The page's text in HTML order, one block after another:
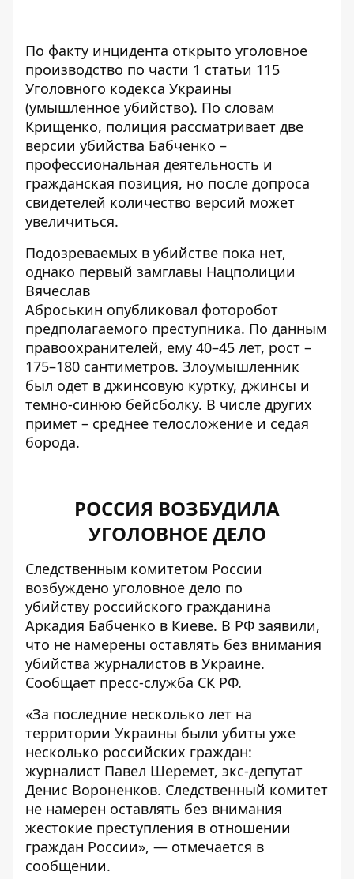
По факту инцидента открыто уголовное
производство по части 1 статьи 115
Уголовного кодекса Украины
(умышленное убийство). По словам
Крищенко, полиция рассматривает две
версии убийства Бабченко –
профессиональная деятельность и
гражданская позиция, но после допроса
свидетелей количество версий может
увеличиться.
Подозреваемых в убийстве пока нет,
однако первый замглавы Нацполиции
Вячеслав
Аброськин опубликовал фоторобот
предполагаемого преступника. По данным
правоохранителей, ему 40–45 лет, рост –
175–180 сантиметров. Злоумышленник
был одет в джинсовую куртку, джинсы и
темно-синюю бейсболку. В числе других
примет – среднее телосложение и седая
борода.
РОССИЯ ВОЗБУДИЛА
УГОЛОВНОЕ ДЕЛО
Следственным комитетом России
возбуждено уголовное дело по
убийству российского гражданина
Аркадия Бабченко в Киеве. В РФ заявили,
что не намерены оставлять без внимания
убийства журналистов в Украине.
Сообщает пресс-служба СК РФ.
«За последние несколько лет на
территории Украины были убиты уже
несколько российских граждан:
журналист Павел Шеремет, экс-депутат
Денис Вороненков. Следственный комитет
не намерен оставлять без внимания
жестокие преступления в отношении
граждан России», — отмечается в
сообщении.